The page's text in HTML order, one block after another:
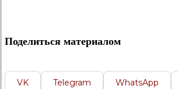
Поделиться материалом
VK Telegram WhatsApp